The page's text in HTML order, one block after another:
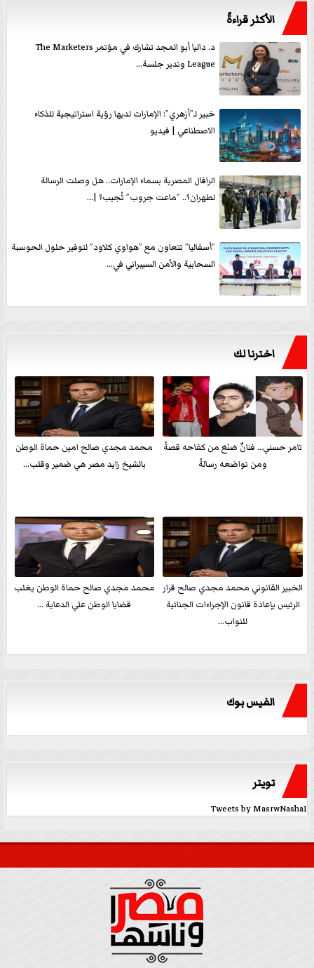
الأكثر قراءةً
د. داليا أبو المجد تشارك في مؤتمر The Marketers
League وتدير جلسة...
خبير لـ”أزهري”: الإمارات لديها رؤية استراتيجية للذكاء
الاصطناعي | فيديو
الرافال المصرية بسماء الإمارات.. هل وصلت الرسالة
لطهران؟.. ”ماعت جروب” تُجيب؟ |...
”أسفاليا” تتعاون مع ”هواوي كلاود” لتوفير حلول الحوسبة
السحابية والأمن السيبراني في...
اخترنا لك
تامر حسني… فنانٌ صَنَعَ من كفاحه قصةً
ومن تواضعه رسالةً
محمد مجدي صالح امين حماة الوطن
بالشيخ زايد مصر هي ضمير وقلب...
الخبير القانوني محمد مجدي صالح قرار
الرئيس بإعادة قانون الإجراءات الجنائية
للنواب...
محمد مجدي صالح حماة الوطن يغلب
قضايا الوطن علي الدعاية ...
الفيس بوك
تويتر
Tweets by MasrwNasha1